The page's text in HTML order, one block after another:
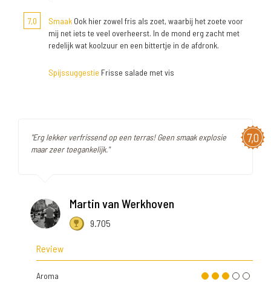
7,0 Smaak Ook hier zowel fris als zoet, waarbij het zoete voor
mij net iets te veel overheerst. In de mond erg zacht met
redelijk wat koolzuur en een bittertje in de afdronk.
Spijssuggestie Frisse salade met vis
7,0
"Erg lekker verfrissend op een terras! Geen smaak explosie
maar zeer toegankelijk."
Martin van Werkhoven
9.705
Review
Aroma